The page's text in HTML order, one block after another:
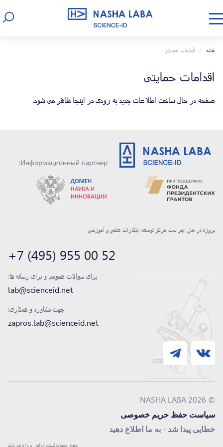
خانه اقدامات حمایتی
اقدامات حمایتی
صفحه در حال ساخت اطلاعات جدید به زودی در اینجا ظاهر می شود.
Информационный партнер:
پروژه در حال اجراست مرکز توسعه ابتکارات علمی و آموزشی
+7 (495) 955 00 52
برای سوالات عمومی و برای رسانه ها:
lab@scienceid.net
جهت مشاوره و همکاری:
zapros.lab@scienceid.net
© 2026 NASHA LABA
سیاست حفظ حریم خصوصی
خطایی پیدا شد - به ما اطلاع دهید
حقوق محفوظ است، اپراتور پروژه می باشد